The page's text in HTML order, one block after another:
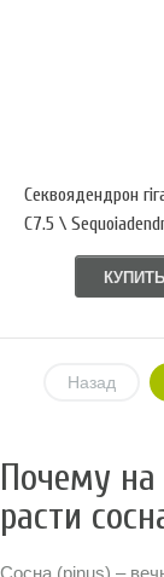
Секвоядендрон
C7.5 \
КУПИТЬ
Назад
Почему
расти